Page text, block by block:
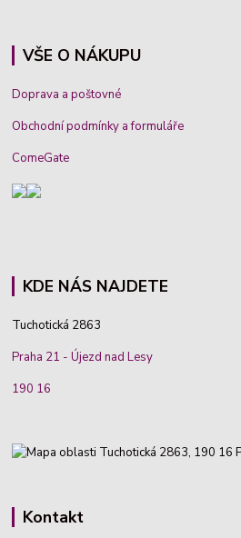
VŠE O NÁKUPU
Doprava a poštovné
Obchodní podmínky a formuláře
ComeGate
KDE NÁS NAJDETE
Tuchotická 2863
Praha 21 - Újezd nad Lesy
190 16
Kontakt